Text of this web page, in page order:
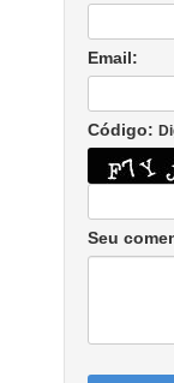
Email:
Código:
Seu